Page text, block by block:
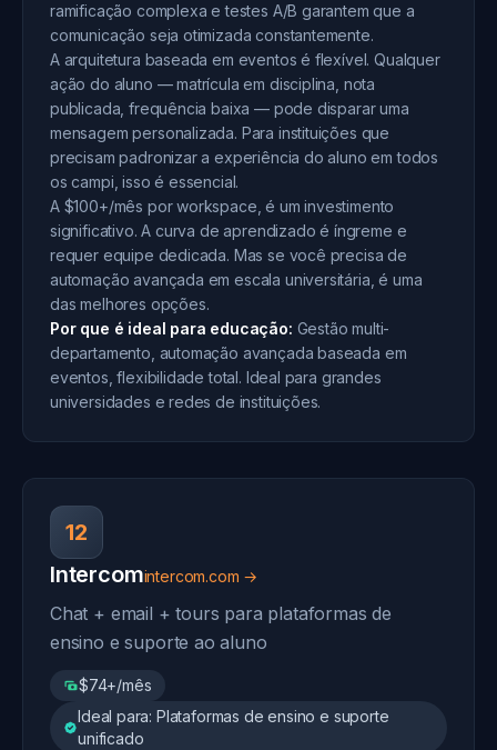
ramificação complexa e testes A/B garantem que a
comunicação seja otimizada constantemente.
A arquitetura baseada em eventos é flexível. Qualquer
ação do aluno — matrícula em disciplina, nota
publicada, frequência baixa — pode disparar uma
mensagem personalizada. Para instituições que
precisam padronizar a experiência do aluno em todos
os campi, isso é essencial.
A $100+/mês por workspace, é um investimento
significativo. A curva de aprendizado é íngreme e
requer equipe dedicada. Mas se você precisa de
automação avançada em escala universitária, é uma
das melhores opções.
Por que é ideal para educação: Gestão multi-
departamento, automação avançada baseada em
eventos, flexibilidade total. Ideal para grandes
universidades e redes de instituições.
12
Intercomintercom.com →
Chat + email + tours para plataformas de
ensino e suporte ao aluno
$74+/mês
Ideal para: Plataformas de ensino e suporte
unificado